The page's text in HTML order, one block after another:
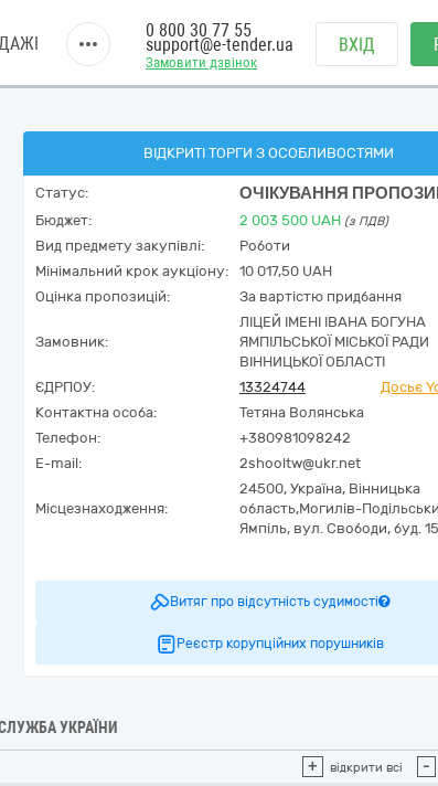
Замовити дзвінок
0 800 30 77 55
support@e-tender.ua ВХІД
ВІДКРИТІ ТОРГИ З ОСОБЛИВОСТЯМИ
Статус: ОЧІКУВАННЯ
Бюджет: 2 003 500 UAH (з ПДВ)
Вид предмету закупівлі:
Роботи
Мінімальний крок аукціону:
10 017,50 UAH
Оцінка пропозицій:
За вартістю придбання
Замовник:
ЛІЦЕЙ ІМЕНІ ІВАНА БОГУНА
ЯМПІЛЬСЬКОЇ МІСЬКОЇ РАДИ
ВІННИЦЬКОЇ ОБЛАСТІ
ЄДРПОУ:
13324744
Досьє
Контактна особа:
Тетяна Волянська
Телефон:
+380981098242
E-mail:
2shooltw@ukr.net
Місцезнаходження:
24500, Україна, Вінницька
область,Могилів-
Ямпіль, вул. Свободи, буд.
Витяг про відсутність судимості
Реєстр корупційних порушників
УКРАЇНИ
+ відкрити всі -